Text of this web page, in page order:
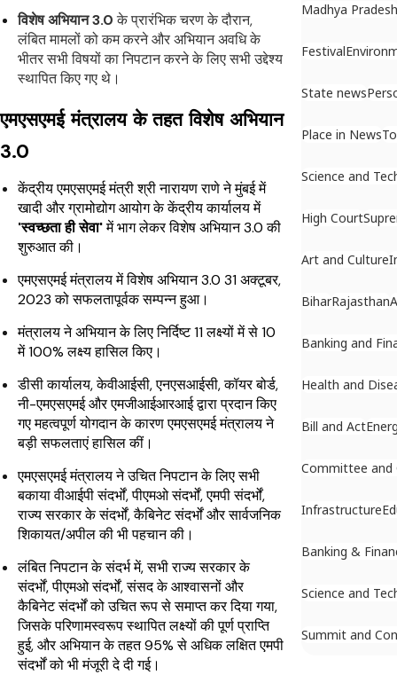
विशेष अभियान 3.0के प्रारंभिक चरण के दौरान,
लंबित मामलों को कम करने और अभियान अवधि के
भीतर सभी विषयों का निपटान करने के लिए सभी उद्देश्य
स्थापित किए गए थे।
एमएसएमई मंत्रालय के तहत विशेष अभियान
3.0
केंद्रीय एमएसएमई मंत्री श्री नारायण राणे ने मुंबई में
खादी और ग्रामोद्योग आयोग के केंद्रीय कार्यालय में
'स्वच्छता ही सेवा'में भाग लेकर विशेष अभियान 3.0 की
शुरुआत की।
एमएसएमई मंत्रालय में विशेष अभियान 3.0 31 अक्टूबर,
2023 को सफलतापूर्वक सम्पन्न हुआ।
मंत्रालय ने अभियान के लिए निर्दिष्ट 11 लक्ष्यों में से 10
में 100% लक्ष्य हासिल किए।
डीसी कार्यालय, केवीआईसी, एनएसआईसी, कॉयर बोर्ड,
नी-एमएसएमई और एमजीआईआरआई द्वारा प्रदान किए
गए महत्वपूर्ण योगदान के कारण एमएसएमई मंत्रालय ने
बड़ी सफलताएं हासिल कीं।
एमएसएमई मंत्रालय ने उचित निपटान के लिए सभी
बकाया वीआईपी संदर्भों, पीएमओ संदर्भों, एमपी संदर्भों,
राज्य सरकार के संदर्भों, कैबिनेट संदर्भों और सार्वजनिक
शिकायत/अपील की भी पहचान की।
लंबित निपटान के संदर्भ में, सभी राज्य सरकार के
संदर्भों, पीएमओ संदर्भों, संसद के आश्वासनों और
कैबिनेट संदर्भों को उचित रूप से समाप्त कर दिया गया,
जिसके परिणामस्वरूप स्थापित लक्ष्यों की पूर्ण प्राप्ति
हुई, और अभियान के तहत 95% से अधिक लक्षित एमपी
संदर्भों को भी मंजूरी दे दी गई।
Madhya Pradesh
Festival
State news
Place in News
Science and
High Court
Art and Culture
BiharRajasthan
Banking and
Health and
Bill and Act
Committee and
Infrastructure
Banking &
Science and
Summit and